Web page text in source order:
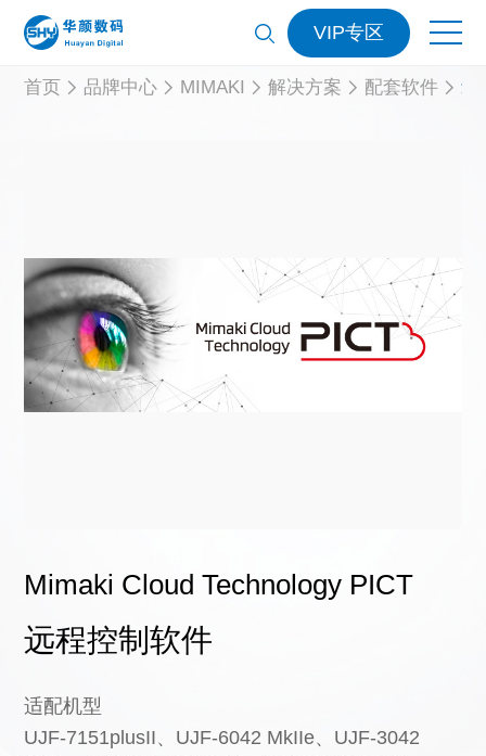
VIP专区
首页 品牌中心 MIMAKI 解决方案 配套软件
远
Mimaki Cloud Technology PICT
远程控制软件
适配机型
UJF-7151plusII、UJF-6042 MkIIe、UJF-3042